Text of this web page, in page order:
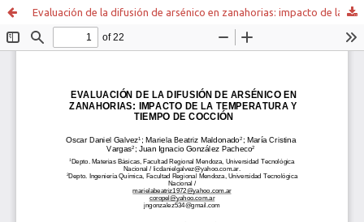
Evaluación de la difusión de arsénico en zanahorias: impacto de la temperatura y tiempo de cocción